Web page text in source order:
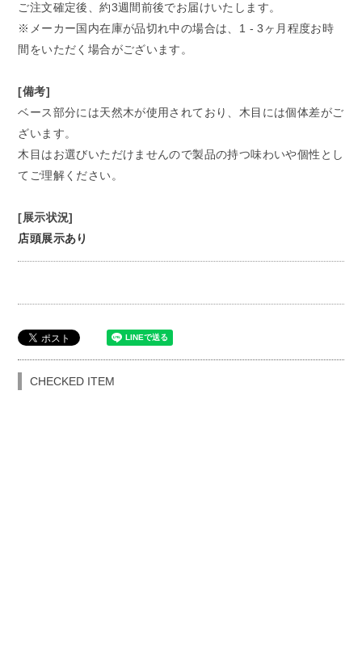
ご注文確定後、約3週間前後でお届けいたします。
※メーカー国内在庫が品切れ中の場合は、1 - 3ヶ月程度お時
間をいただく場合がございます。
[備考]
ベース部分には天然木が使用されており、木目には個体差がご
ざいます。
木目はお選びいただけませんので製品の持つ味わいや個性とし
てご理解ください。
[展示状況]
店頭展示あり
CHECKED ITEM